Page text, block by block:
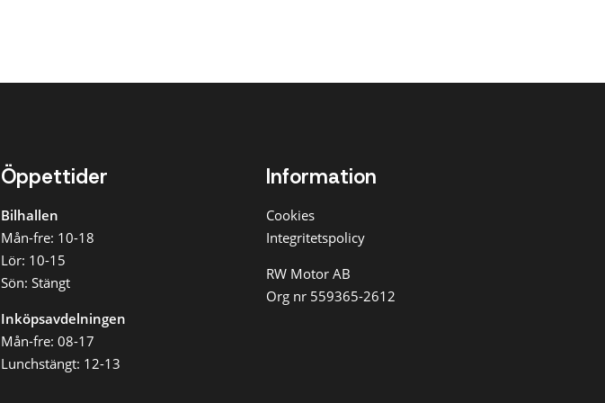
Öppettider
Bilhallen
Mån-fre: 10-18
Lör: 10-15
Sön: Stängt
Inköpsavdelningen
Mån-fre: 08-17
Lunchstängt: 12-13
Information
Cookies
Integritetspolicy
RW Motor AB
Org nr 559365-2612